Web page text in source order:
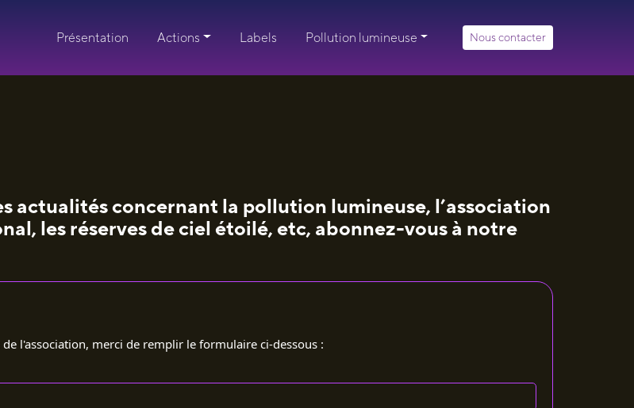
Présentation Actions Labels Pollution lumineuse Nous contacter
actualités concernant la pollution lumineuse, l’association
les réserves de ciel étoilé, etc, abonnez-vous à notre
l'association, merci de remplir le formulaire ci-dessous :